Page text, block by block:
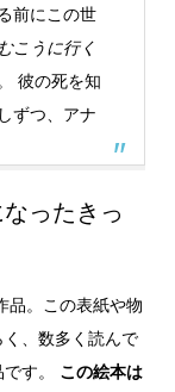
前にこの世
こうに行く
彼の死を知
ずつ、アナ
ったきっ
品。この表紙や物
、数多く読んで
す。 この絵本は